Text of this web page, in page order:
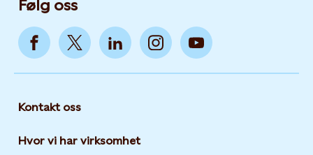
Følg oss
Kontakt oss
Hvor vi har virksomhet